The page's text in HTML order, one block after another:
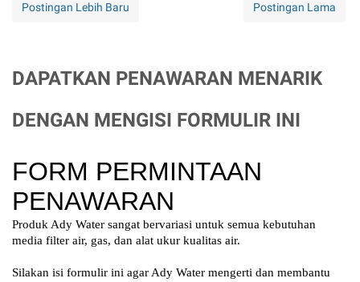
Postingan Lebih Baru Postingan Lama
DAPATKAN PENAWARAN MENARIK
DENGAN MENGISI FORMULIR INI